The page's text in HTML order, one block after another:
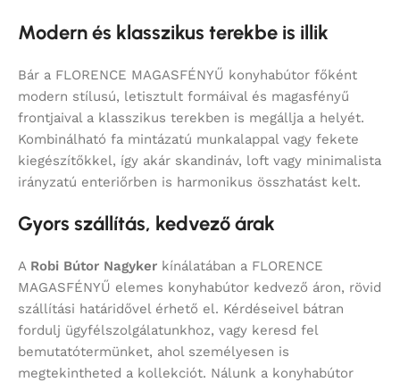
Modern és klasszikus terekbe is illik
Bár a FLORENCE MAGASFÉNYŰ konyhabútor főként
modern stílusú, letisztult formáival és magasfényű
frontjaival a klasszikus terekben is megállja a helyét.
Kombinálható fa mintázatú munkalappal vagy fekete
kiegészítőkkel, így akár skandináv, loft vagy minimalista
irányzatú enteriőrben is harmonikus összhatást kelt.
Gyors szállítás, kedvező árak
A Robi Bútor Nagyker kínálatában a FLORENCE
MAGASFÉNYŰ elemes konyhabútor kedvező áron, rövid
szállítási határidővel érhető el. Kérdéseivel bátran
fordulj ügyfélszolgálatunkhoz, vagy keresd fel
bemutatótermünket, ahol személyesen is
megtekintheted a kollekciót. Nálunk a konyhabútor